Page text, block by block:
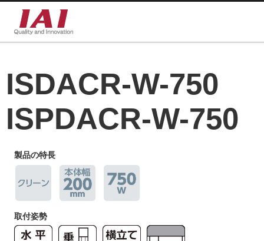
ISDACR-W-750
ISPDACR-W-750
製品の特長
取付姿勢